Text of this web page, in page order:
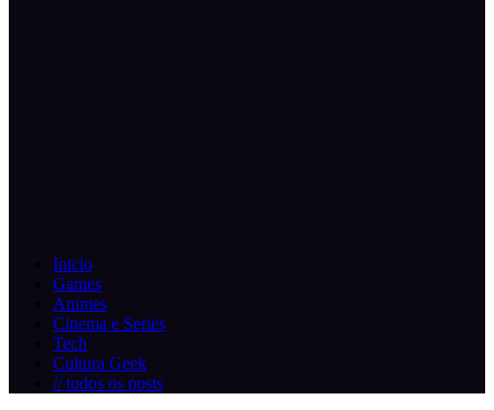
Inicio
Games
Animes
Cinema e Series
Tech
Cultura Geek
// todos os posts